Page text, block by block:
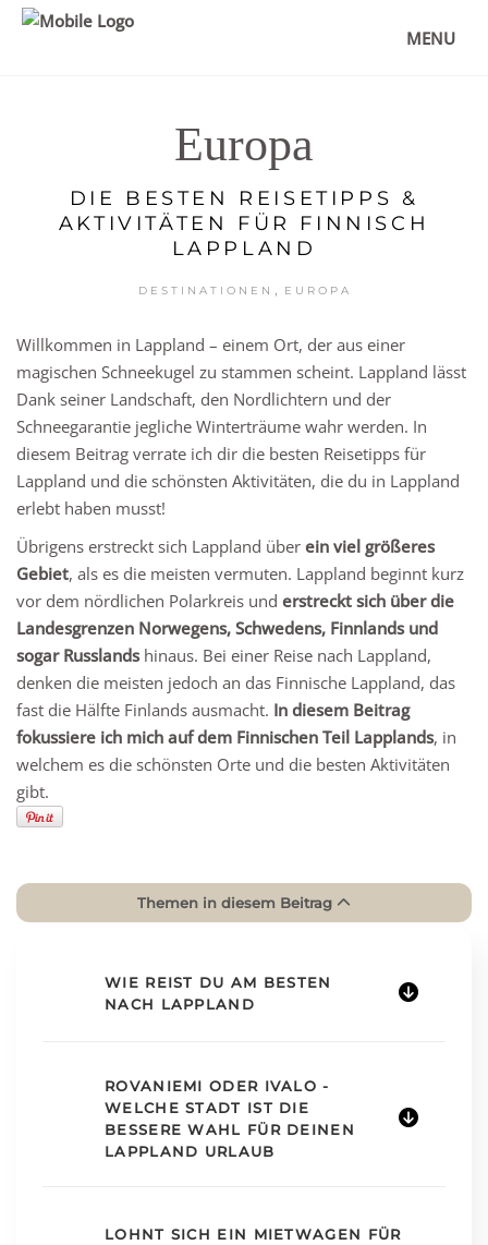
MENU
Europa
DIE BESTEN REISETIPPS &
AKTIVITÄTEN FÜR FINNISCH
LAPPLAND
DESTINATIONEN , EUROPA
Willkommen in Lappland – einem Ort, der aus einer
magischen Schneekugel zu stammen scheint. Lappland lässt
Dank seiner Landschaft, den Nordlichtern und der
Schneegarantie jegliche Winterträume wahr werden. In
diesem Beitrag verrate ich dir die besten Reisetipps für
Lappland und die schönsten Aktivitäten, die du in Lappland
erlebt haben musst!
Übrigens erstreckt sich Lappland über ein viel größeres
Gebiet, als es die meisten vermuten. Lappland beginnt kurz
vor dem nördlichen Polarkreis und erstreckt sich über die
Landesgrenzen Norwegens, Schwedens, Finnlands und
sogar Russlandshinaus. Bei einer Reise nach Lappland,
denken die meisten jedoch an das Finnische Lappland, das
fast die Hälfte Finlands ausmacht. In diesem Beitrag
fokussiere ich mich auf dem Finnischen Teil Lapplands, in
welchem es die schönsten Orte und die besten Aktivitäten
gibt.
Themen in diesem Beitrag
WIE REIST DU AM BESTEN
NACH LAPPLAND
ROVANIEMI ODER IVALO -
WELCHE STADT IST DIE
BESSERE WAHL FÜR DEINEN
LAPPLAND URLAUB
LOHNT SICH EIN MIETWAGEN FÜR